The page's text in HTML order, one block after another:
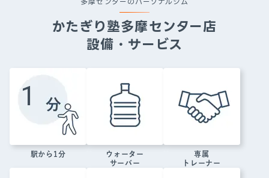
多摩センターのパーソナルジム
かたぎり塾多摩センター店
設備・サービス
1
駅から 1分
ウォーター
サーバー
専属
トレーナー